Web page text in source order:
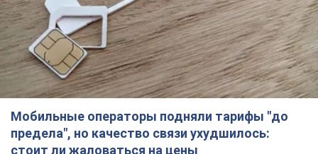
улучшить качество интернета в телефоне
2 години тому 10,7 т.
В оккупированной Ялте прогремели мощные
взрывы: поднимается черный дым. Фото и
видео
Город, вероятно, подвергся атаке дронов
26 хвилин тому